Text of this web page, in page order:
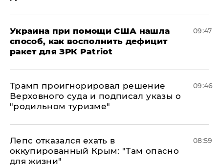
Украина при помощи США нашла
способ, как восполнить дефицит
ракет для ЗРК Patriot
09:47
Трамп проигнорировал решение
Верховного суда и подписал указы о
"родильном туризме"
09:46
Лепс отказался ехать в
оккупированный Крым: "Там опасно
для жизни"
08:59